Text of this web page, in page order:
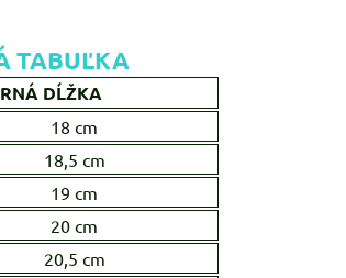
TABUĽKA
DĹŽKA
18 cm
18,5 cm
19 cm
20 cm
20,5 cm